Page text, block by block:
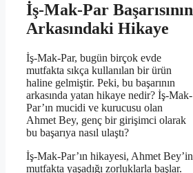
İş-Mak-Par Başarısının
Arkasındaki Hikaye
İş-Mak-Par, bugün birçok evde
mutfakta sıkça kullanılan bir ürün
haline gelmiştir. Peki, bu başarının
arkasında yatan hikaye nedir? İş-Mak-
Par’ın mucidi ve kurucusu olan
Ahmet Bey, genç bir girişimci olarak
bu başarıya nasıl ulaştı?
İş-Mak-Par’ın hikayesi, Ahmet Bey’in
mutfakta yaşadığı zorluklarla başlar.